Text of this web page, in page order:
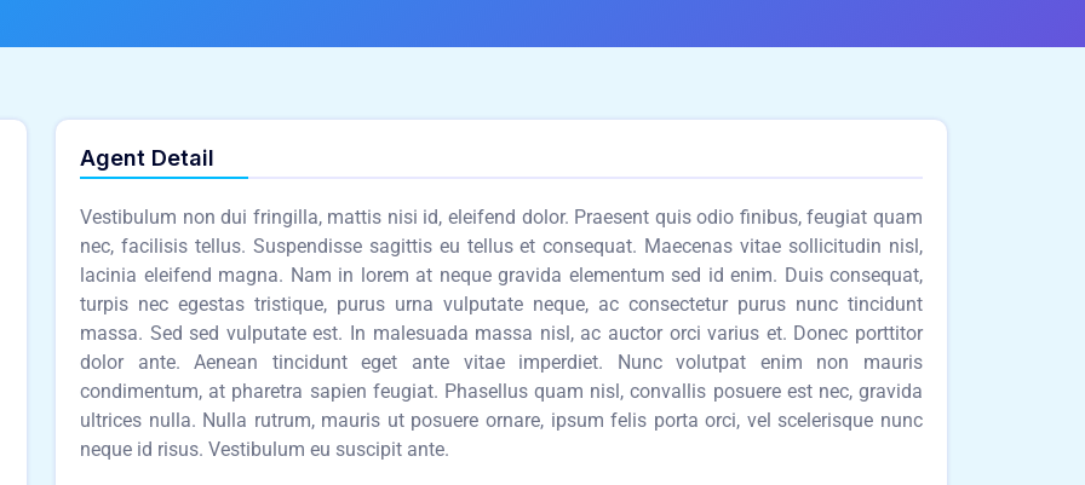
Agent Detail
Vestibulum non dui fringilla, mattis nisi id, eleifend dolor. Praesent quis odio finibus, feugiat quam
nec, facilisis tellus. Suspendisse sagittis eu tellus et consequat. Maecenas vitae sollicitudin nisl,
lacinia eleifend magna. Nam in lorem at neque gravida elementum sed id enim. Duis consequat,
turpis nec egestas tristique, purus urna vulputate neque, ac consectetur purus nunc tincidunt
massa. Sed sed vulputate est. In malesuada massa nisl, ac auctor orci varius et. Donec porttitor
dolor ante. Aenean tincidunt eget ante vitae imperdiet. Nunc volutpat enim non mauris
condimentum, at pharetra sapien feugiat. Phasellus quam nisl, convallis posuere est nec, gravida
ultrices nulla. Nulla rutrum, mauris ut posuere ornare, ipsum felis porta orci, vel scelerisque nunc
neque id risus. Vestibulum eu suscipit ante.